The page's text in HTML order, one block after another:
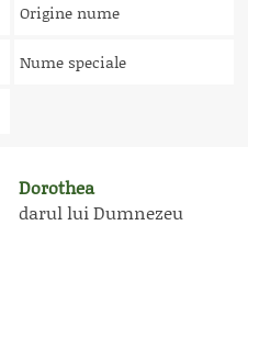
Origine nume
Nume speciale
Dorothea
darul lui Dumnezeu